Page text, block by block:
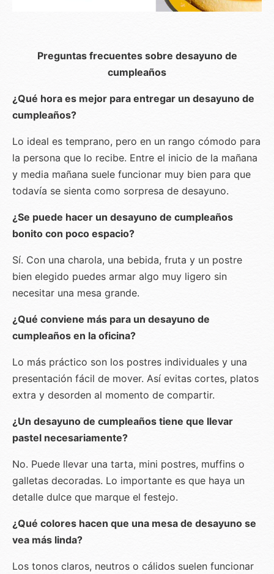
Preguntas frecuentes sobre desayuno de
cumpleaños
¿Qué hora es mejor para entregar un desayuno de
cumpleaños?
Lo ideal es temprano, pero en un rango cómodo para
la persona que lo recibe. Entre el inicio de la mañana
y media mañana suele funcionar muy bien para que
todavía se sienta como sorpresa de desayuno.
¿Se puede hacer un desayuno de cumpleaños
bonito con poco espacio?
Sí. Con una charola, una bebida, fruta y un postre
bien elegido puedes armar algo muy ligero sin
necesitar una mesa grande.
¿Qué conviene más para un desayuno de
cumpleaños en la oficina?
Lo más práctico son los postres individuales y una
presentación fácil de mover. Así evitas cortes, platos
extra y desorden al momento de compartir.
¿Un desayuno de cumpleaños tiene que llevar
pastel necesariamente?
No. Puede llevar una tarta, mini postres, muffins o
galletas decoradas. Lo importante es que haya un
detalle dulce que marque el festejo.
¿Qué colores hacen que una mesa de desayuno se
vea más linda?
Los tonos claros, neutros o cálidos suelen funcionar